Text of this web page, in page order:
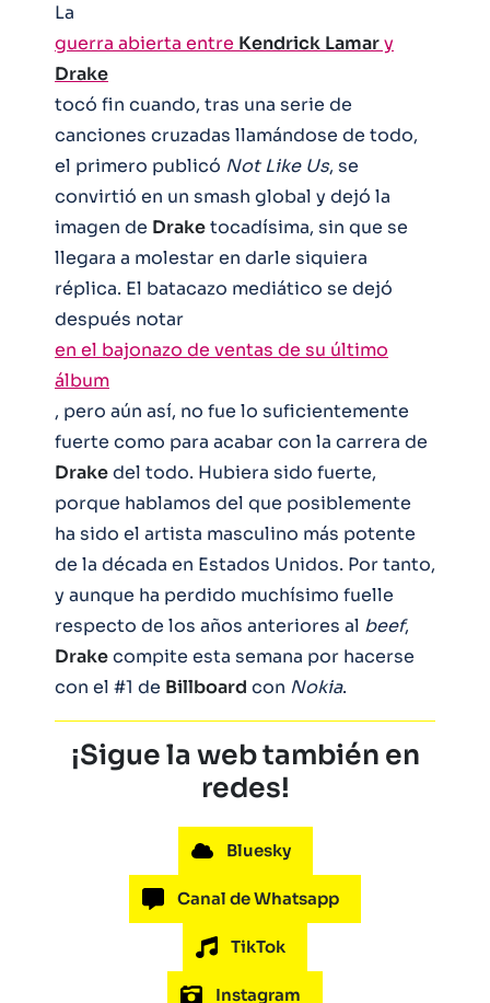
La
guerra abierta entre Kendrick Lamary
Drake
tocó fin cuando, tras una serie de
canciones cruzadas llamándose de todo,
el primero publicó Not Like Us, se
convirtió en un smash global y dejó la
imagen de Draketocadísima, sin que se
llegara a molestar en darle siquiera
réplica. El batacazo mediático se dejó
después notar
en el bajonazo de ventas de su último
álbum
, pero aún así, no fue lo suficientemente
fuerte como para acabar con la carrera de
Drakedel todo. Hubiera sido fuerte,
porque hablamos del que posiblemente
ha sido el artista masculino más potente
de la década en Estados Unidos. Por tanto,
y aunque ha perdido muchísimo fuelle
respecto de los años anteriores al beef,
Drakecompite esta semana por hacerse
con el #1 de Billboard con Nokia.
¡Sigue la web también en
redes!
Bluesky
Canal de Whatsapp
TikTok
Instagram